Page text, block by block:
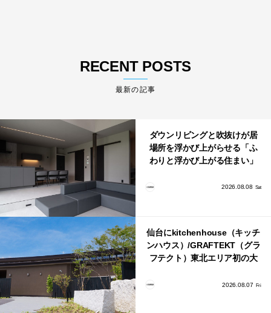
RECENT POSTS
最新の記事
ダウンリビングと吹抜けが居
場所を浮かび上がらせる「ふ
わりと浮かび上がる住まい」
2026.08.08 Sat
仙台にkitchenhouse（キッチ
ンハウス）/GRAFTEKT（グラ
フテクト）東北エリア初の大
2026.08.07 Fri